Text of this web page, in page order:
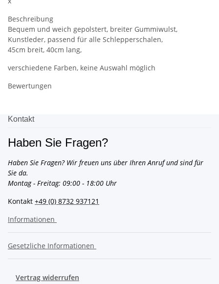
Beschreibung
Bequem und weich gepolstert, breiter Gummiwulst,
Kunstleder, passend für alle Schlepperschalen,
45cm breit, 40cm lang,
verschiedene Farben, keine Auswahl möglich
Bewertungen
Kontakt
Haben Sie Fragen?
Haben Sie Fragen? Wir freuen uns über Ihren Anruf und sind für
Sie da.
Montag - Freitag: 09:00 - 18:00 Uhr
Kontakt +49 (0) 8732 937121
Informationen
Gesetzliche Informationen
Vertrag widerrufen